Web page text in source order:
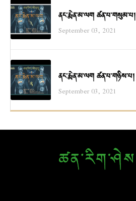
ནང་རྨེན་མ་ལག ཚན་པ་གསུམ་པ།
September 03, 2021
ནང་རྨེན་མ་ལག ཚན་པ་གཉིས་པ།
September 03, 2021